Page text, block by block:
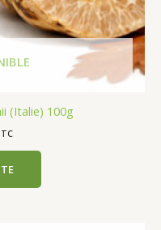
(Italie) 100g